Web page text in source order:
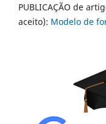
PUBLICAÇÃO de
aceito): Modelo de